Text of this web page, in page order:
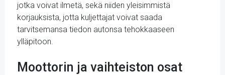
jotka voivat ilmetä, sekä niiden yleisimmistä
korjauksista, jotta kuljettajat voivat saada
tarvitsemansa tiedon autonsa tehokkaaseen
ylläpitoon.
Moottorin ja vaihteiston osat